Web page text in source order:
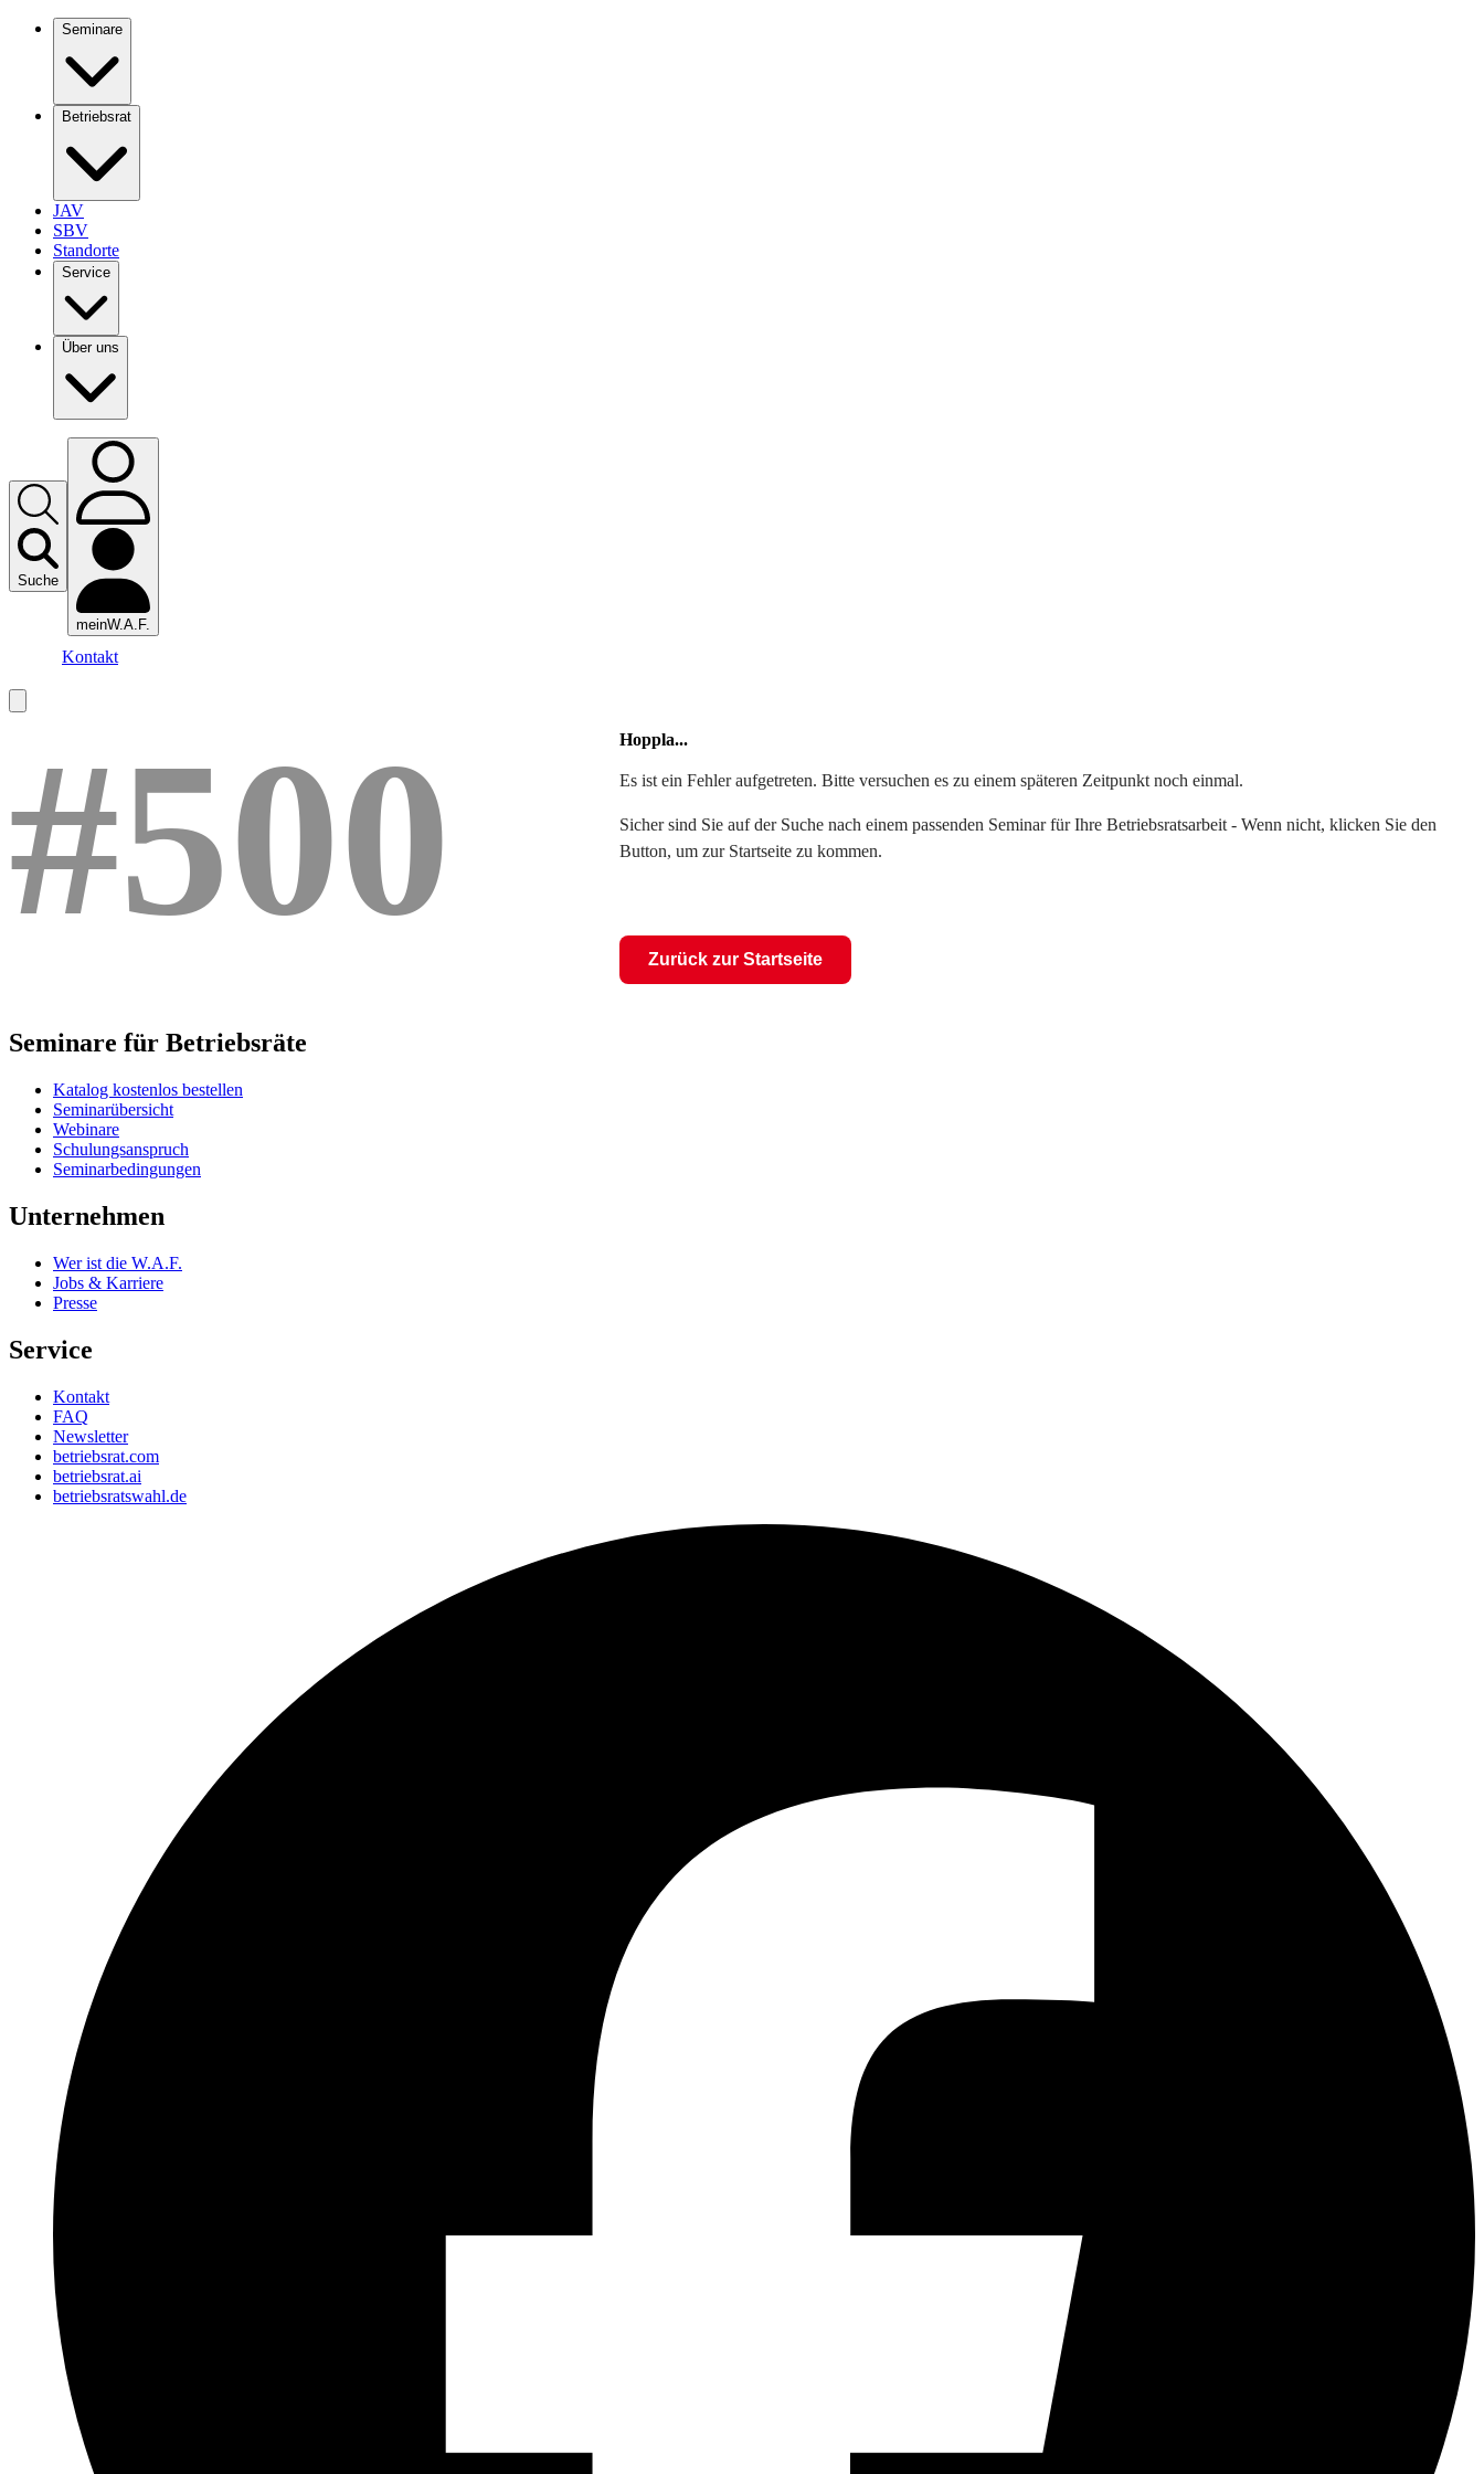
Seminare
Betriebsrat
JAV
SBV
Standorte
Service
Über uns
Suche
meinW.A.F.
Kontakt
#500 Hoppla...
Es ist ein Fehler aufgetreten. Bitte versuchen es zu einem späteren Zeitpunkt noch einmal.
Sicher sind Sie auf der Suche nach einem passenden Seminar für Ihre Betriebsratsarbeit - Wenn nicht, klicken Sie den
Button, um zur Startseite zu kommen.
Zurück zur Startseite
Seminare für Betriebsräte
Katalog kostenlos bestellen
Seminarübersicht
Webinare
Schulungsanspruch
Seminarbedingungen
Unternehmen
Wer ist die W.A.F.
Jobs & Karriere
Presse
Service
Kontakt
FAQ
Newsletter
betriebsrat.com
betriebsrat.ai
betriebsratswahl.de